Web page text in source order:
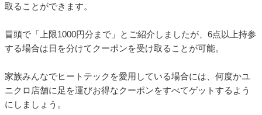
取ることができます。
冒頭で「上限1000円分まで」とご紹介しましたが、6点以上持参
する場合は日を分けてクーポンを受け取ることが可能。
家族みんなでヒートテックを愛用している場合には、何度かユ
ニクロ店舗に足を運びお得なクーポンをすべてゲットするよう
にしましょう。